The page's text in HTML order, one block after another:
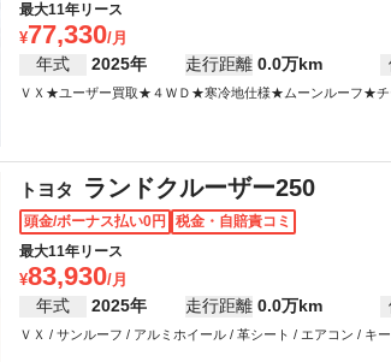
最大11年リース
77,330
年式 2025年 走行距離 0.0万km
ＶＸ★ユーザー買取★４ＷＤ★寒冷地仕様★ムーンルーフ★チ
トヨタ ランドクルーザー250
頭金/ボーナス払い0円
税金・自賠責コミ
最大11年リース
83,930
年式 2025年 走行距離 0.0万km
ＶＸ / サンルーフ / アルミホイール / 革シート / エアコン / キ